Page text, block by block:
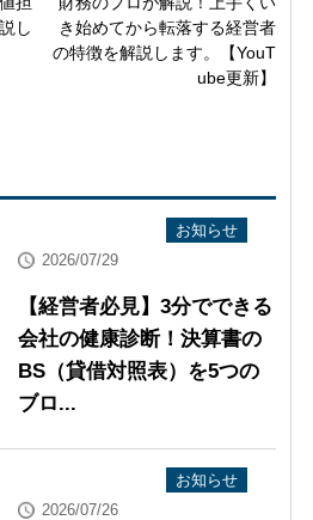
し
き始めてから転落する経営者
の特徴を解説します。【YouT
ube更新】
お知らせ
2026/07/29
【経営者必見】3分でできる
会社の健康診断！決算書の
BS（貸借対照表）を5つの
ブロ...
お知らせ
2026/07/26